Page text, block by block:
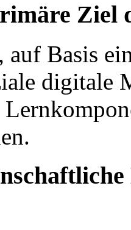
Ziel
auf Basis
digitale